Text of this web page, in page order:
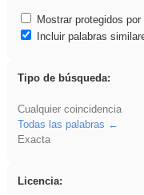
Mostrar protegidos
Incluir palabras
Tipo de búsqueda:
Cualquier coincidencia
Todas las palabras
Exacta
Licencia: